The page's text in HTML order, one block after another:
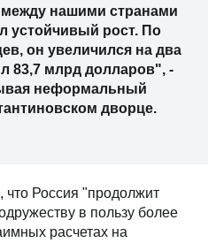
между нашими странами
устойчивый рост. По
он увеличился на два
83,7 млрд долларов", -
неформальный
дворце.
что Россия "продолжит
в пользу более
расчетах на